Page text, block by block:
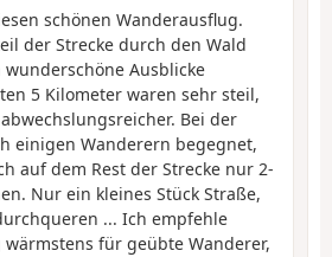
schönen Wanderausflug.
der Strecke durch den Wald
Ausblicke
5 Kilometer waren sehr steil,
Bei der
einigen Wanderern begegnet,
auf dem Rest der Strecke nur 2-
Nur ein kleines Stück Straße,
... Ich empfehle
für geübte Wanderer,